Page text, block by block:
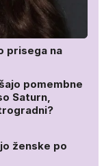
prisega na
pomembne
Saturn,
ženske po